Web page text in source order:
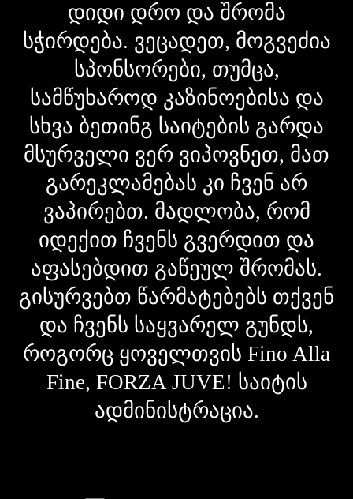
დიდი დრო და შრომა
სჭირდება. ვეცადეთ, მოგვეძია
სპონსორები, თუმცა,
სამწუხაროდ კაზინოებისა და
სხვა ბეთინგ საიტების გარდა
მსურველი ვერ ვიპოვნეთ, მათ
გარეკლამებას კი ჩვენ არ
ვაპირებთ. მადლობა, რომ
იდექით ჩვენს გვერდით და
აფასებდით გაწეულ შრომას.
გისურვებთ წარმატებებს თქვენ
და ჩვენს საყვარელ გუნდს,
როგორც ყოველთვის Fino Alla
Fine, FORZA JUVE! საიტის
ადმინისტრაცია.